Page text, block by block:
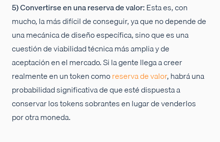
5) Convertirse en una reserva de valor:Esta es, con
mucho, la más difícil de conseguir, ya que no depende de
una mecánica de diseño específica, sino que es una
cuestión de viabilidad técnica más amplia y de
aceptación en el mercado. Si la gente llega a creer
realmente en un token comoreserva de valor, habrá una
probabilidad significativa de que esté dispuesta a
conservar los tokens sobrantes en lugar de venderlos
por otra moneda.